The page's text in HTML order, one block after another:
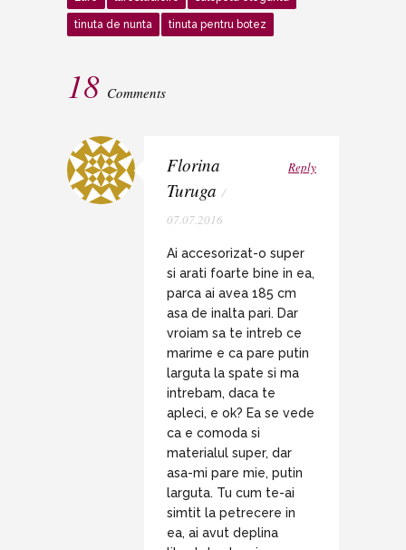
tinuta de nunta tinuta pentru botez
18 Comments
Florina
Turuga /
07.07.2016
Reply
Ai accesorizat-o super
si arati foarte bine in ea,
parca ai avea 185 cm
asa de inalta pari. Dar
vroiam sa te intreb ce
marime e ca pare putin
larguta la spate si ma
intrebam, daca te
apleci, e ok? Ea se vede
ca e comoda si
materialul super, dar
asa-mi pare mie, putin
larguta. Tu cum te-ai
simtit la petrecere in
ea, ai avut deplina